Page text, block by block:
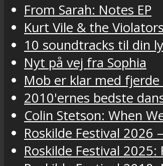
From Sarah: Notes EP
Kurt Vile & the
10 soundtracks til din
Nyt på vej fra Sophia
Mob er klar med fjerde
2010'ernes bedste
Colin Stetson: When
Roskilde Festival
Roskilde Festival